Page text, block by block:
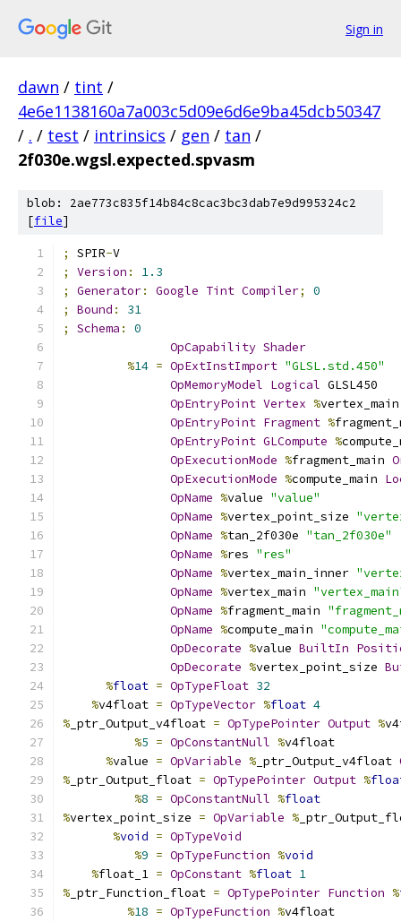
Sign in
dawn / tint /
4e6e1138160a7a003c5d09e6d6e9ba45dcb50347
/ . / test / intrinsics / gen / tan /
2f030e.wgsl.expected.spvasm
blob: 2ae773c835f14b84c8cac3bc3dab7e9d995324c2
[file]
; SPIR-V
;
Version :
1.3
;
Generator: Google Tint Compiler;
0
;
Bound :
31
;
Schema :
0
OpCapability Shader
%14 = OpExtInstImport "GLSL.std.450"
OpMemoryModel Logical GLSL450
OpEntryPoint Vertex %
OpEntryPoint Fragment %
OpEntryPoint GLCompute %
OpExecutionMode %fragment_main
OpExecutionMode %compute_main
OpName %value "value"
OpName %vertex_point_size
OpName %tan_2f030e "tan_2f030e"
OpName %res "res"
OpName %vertex_main_inner
OpName %vertex_main
OpName %fragment_main
OpName %compute_main
OpDecorate %value BuiltIn
OpDecorate %vertex_point_size
%float = OpTypeFloat 32
%v4float = OpTypeVector %float 4
% _ptr_Output_v4float = OpTypePointer Output %
%5 = OpConstantNull %v4float
%value = OpVariable % _ptr_Output_v4float
% _ptr_Output_float = OpTypePointer Output %
%8 = OpConstantNull %float
%vertex_point_size = OpVariable %
%void = OpTypeVoid
%9 = OpTypeFunction %void
%float_1 = OpConstant %float 1
% _ptr_Function_float = OpTypePointer Function %
%18 = OpTypeFunction %v4float